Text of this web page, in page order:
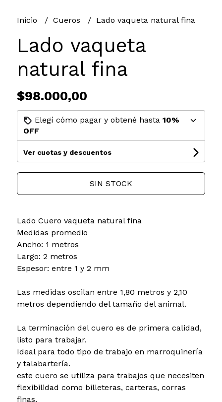
Inicio Cueros Lado vaqueta natural fina
Lado vaqueta
natural fina
$98.000,00
Elegí cómo pagar y obtené hasta 10%
OFF
Ver cuotas y descuentos
SIN STOCK
Lado Cuero vaqueta natural fina
Medidas promedio
Ancho: 1 metros
Largo: 2 metros
Espesor: entre 1 y 2 mm
Las medidas oscilan entre 1,80 metros y 2,10
metros dependiendo del tamaño del animal.
La terminación del cuero es de primera calidad,
listo para trabajar.
Ideal para todo tipo de trabajo en marroquinería
y talabartería.
este cuero se utiliza para trabajos que necesiten
flexibilidad como billeteras, carteras, corras
finas.